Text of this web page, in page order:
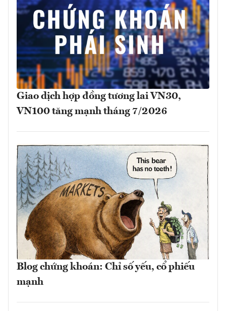
Giao dịch hợp đồng tương lai VN30,
VN100 tăng mạnh tháng 7/2026
Blog chứng khoán: Chỉ số yếu, cổ phiếu
mạnh